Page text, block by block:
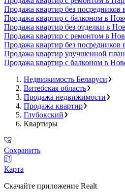
Продажа квартир без посредников
Продажа квартир с балконом в
Продажа квартир без отделки в
Продажа квартир с ремонтом в
Продажа квартир без посредников
Продажа квартир улучшенной
Продажа квартир с балконом в
Недвижимость Беларуси
Витебская область
Продажа недвижимости
Продажа квартир
Глубокский
Квартиры
Сохранить
Карта
Скачайте приложение Realt